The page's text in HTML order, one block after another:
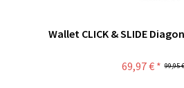
Wallet CLICK & SLIDE
99,95
69,97 € *